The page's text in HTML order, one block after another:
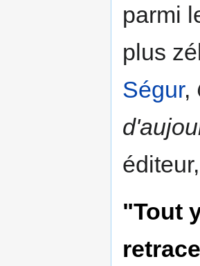
parmi
plus
Ségur,
"Tout